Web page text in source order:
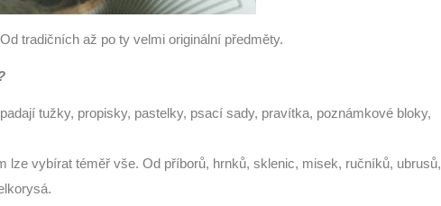
tradičních až po ty velmi originální předměty.
tužky, propisky, pastelky, psací sady, pravítka, poznámkové bloky,
lze vybírat téměř vše. Od příborů, hrnků, sklenic, misek, ručníků, ubrusů,